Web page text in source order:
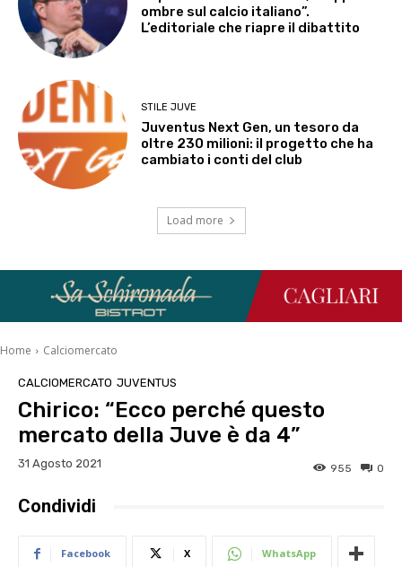
ombre sul calcio italiano”.
L’editoriale che riapre il dibattito
STILE JUVE
Juventus Next Gen, un tesoro da
oltre 230 milioni: il progetto che ha
cambiato i conti del club
Load more